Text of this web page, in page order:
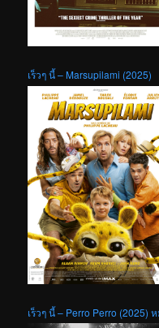
เร็วๆ นี้ – Marsupilami (2025)
เร็วๆ นี้ – Perro Perro (2025)